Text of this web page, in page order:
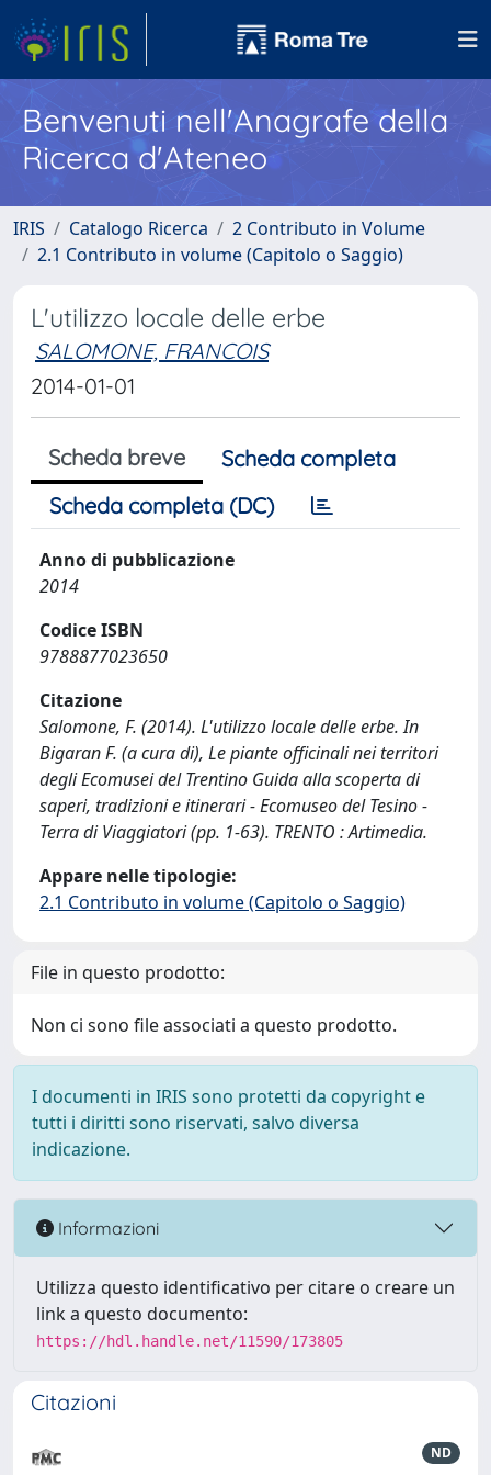
Benvenuti nell'Anagrafe della
Ricerca d'Ateneo
IRIS Catalogo Ricerca
2 Contributo in Volume
2.1 Contributo in volume (Capitolo o Saggio)
L'utilizzo locale delle erbe
SALOMONE, FRANCOIS
2014-01-01
Scheda breve
Scheda completa
Scheda completa (DC)
Anno di pubblicazione
2014
Codice ISBN
9788877023650
Citazione
Salomone, F. (2014). L'utilizzo locale delle erbe. In
Bigaran F. (a cura di), Le piante officinali nei territori
degli Ecomusei del Trentino Guida alla scoperta di
saperi, tradizioni e itinerari - Ecomuseo del Tesino -
Terra di Viaggiatori (pp. 1-63). TRENTO : Artimedia.
Appare nelle tipologie:
2.1 Contributo in volume (Capitolo o Saggio)
File in questo prodotto:
Non ci sono file associati a questo prodotto.
I documenti in IRIS sono protetti da copyright e
tutti i diritti sono riservati, salvo diversa
indicazione.
Informazioni
Utilizza questo identificativo per citare o creare un
link a questo documento:
https://hdl.handle.net/11590/173805
Citazioni
ND